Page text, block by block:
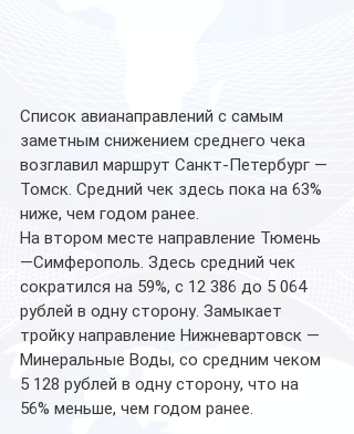
Список авианаправлений с самым
заметным снижением среднего чека
возглавил маршрут Санкт-Петербург —
Томск. Средний чек здесь пока на 63%
ниже, чем годом ранее.
На втором месте направление Тюмень
—Симферополь. Здесь средний чек
сократился на 59%, с 12 386 до 5 064
рублей в одну сторону. Замыкает
тройку направление Нижневартовск —
Минеральные Воды, со средним чеком
5 128 рублей в одну сторону, что на
56% меньше, чем годом ранее.